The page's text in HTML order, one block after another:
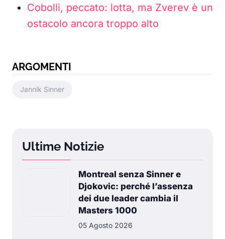
Cobolli, peccato: lotta, ma Zverev è un
ostacolo ancora troppo alto
ARGOMENTI
Jannik Sinner
Ultime Notizie
Montreal senza Sinner e
Djokovic: perché l’assenza
dei due leader cambia il
Masters 1000
05 Agosto 2026